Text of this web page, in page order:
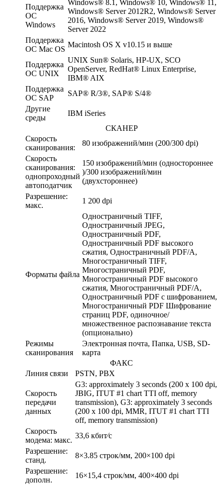
Поддержка
ОС
Windows
Windows® 8.1, Windows® 10, Windows® 11,
Windows® Server 2012R2, Windows® Server
2016, Windows® Server 2019, Windows®
Server 2022
Поддержка
ОС Mac OS
Macintosh OS X v10.15 и выше
Поддержка
ОС UNIX
UNIX Sun® Solaris, HP-UX, SCO
OpenServer, RedHat® Linux Enterprise,
IBM® AIX
Поддержка
ОС SAP
SAP® R/3®, SAP® S/4®
Другие
среды
IBM iSeries
СКАНЕР
Скорость
сканирования:
80 изображений/мин (200/300 dpi)
Скорость
сканирования:
однопроходный
автоподатчик
150 изображений/мин (одностороннее
)/300 изображений/мин
(двухстороннее)
Разрешение:
макс.
1 200 dpi
Форматы файла
Одностраничный TIFF,
Одностраничный JPEG,
Одностраничный PDF,
Одностраничный PDF высокого
сжатия, Одностраничный PDF/A,
Многостраничный TIFF,
Многостраничный PDF,
Многостраничный PDF высокого
сжатия, Многостраничный PDF/A,
Одностраничный PDF с шифрованием,
Многостраничный PDF Шифрование
страниц PDF, одиночное/
множественное распознавание текста
(опционально)
Режимы
сканирования
Электронная почта, Папка, USB, SD-
карта
ФАКС
Линия связи
PSTN, PBX
Скорость
передачи
данных
G3: approximately 3 seconds (200 x 100 dpi,
JBIG, ITUT #1 chart TTI off, memory
transmission), G3: approximately 3 seconds
(200 x 100 dpi, MMR, ITUT #1 chart TTI
off, memory transmission)
Скорость
модема: макс.
33,6 кбит⁄с
Разрешение:
станд.
8×3.85 строк/мм, 200×100 dpi
Разрешение:
дополн.
16×15,4 строк/мм, 400×400 dpi